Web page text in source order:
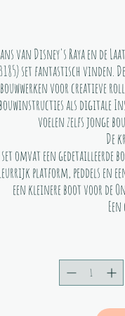
van Disney's Raya en de
set fantastisch vinden.
bouwwerken voor creatieve
bouwinstructies als digitale
voelen zelfs jonge
De
set omvat een
platform, peddels en
een kleinere boot voor de
minipoppetjes van Disney's
Een geweldig cadeau
terwijl ze
Stimuleer de fantasie van
(43185) set. De set zit